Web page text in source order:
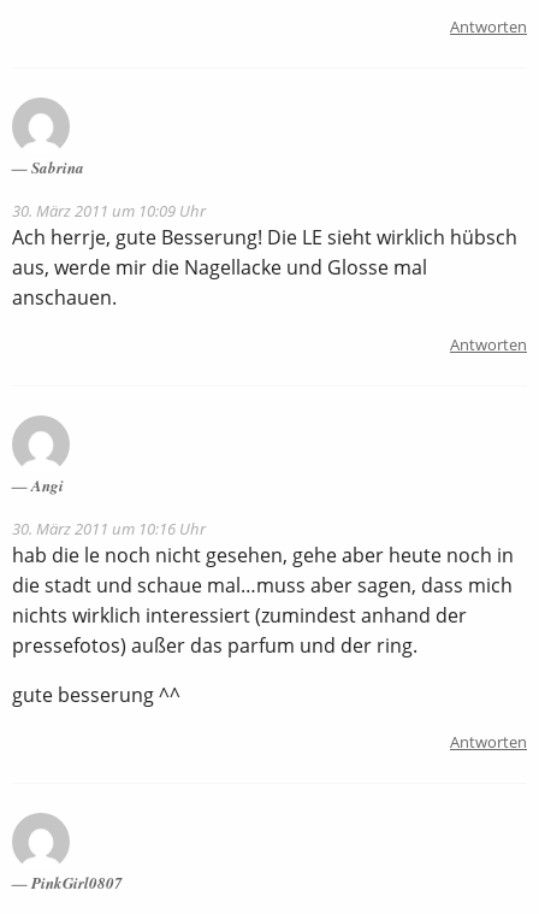
Antworten
Sabrina
30. März 2011 um 10:09 Uhr
Ach herrje, gute Besserung! Die LE sieht wirklich hübsch
aus, werde mir die Nagellacke und Glosse mal
anschauen.
Antworten
Angi
30. März 2011 um 10:16 Uhr
hab die le noch nicht gesehen, gehe aber heute noch in
die stadt und schaue mal…muss aber sagen, dass mich
nichts wirklich interessiert (zumindest anhand der
pressefotos) außer das parfum und der ring.
gute besserung ^^
Antworten
PinkGirl0807